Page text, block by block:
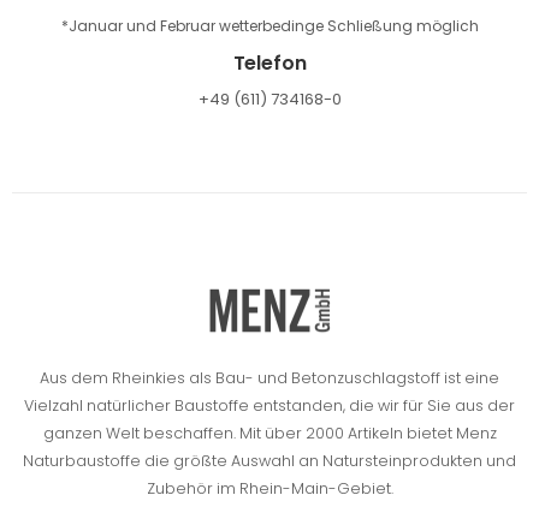
*Januar und Februar wetterbedinge Schließung möglich
Telefon
+49 (611) 734168-0
Aus dem Rheinkies als Bau- und Betonzuschlagstoff ist eine
Vielzahl natürlicher Baustoffe entstanden, die wir für Sie aus der
ganzen Welt beschaffen. Mit über 2000 Artikeln bietet Menz
Naturbaustoffe die größte Auswahl an Natursteinprodukten und
Zubehör im Rhein-Main-Gebiet.